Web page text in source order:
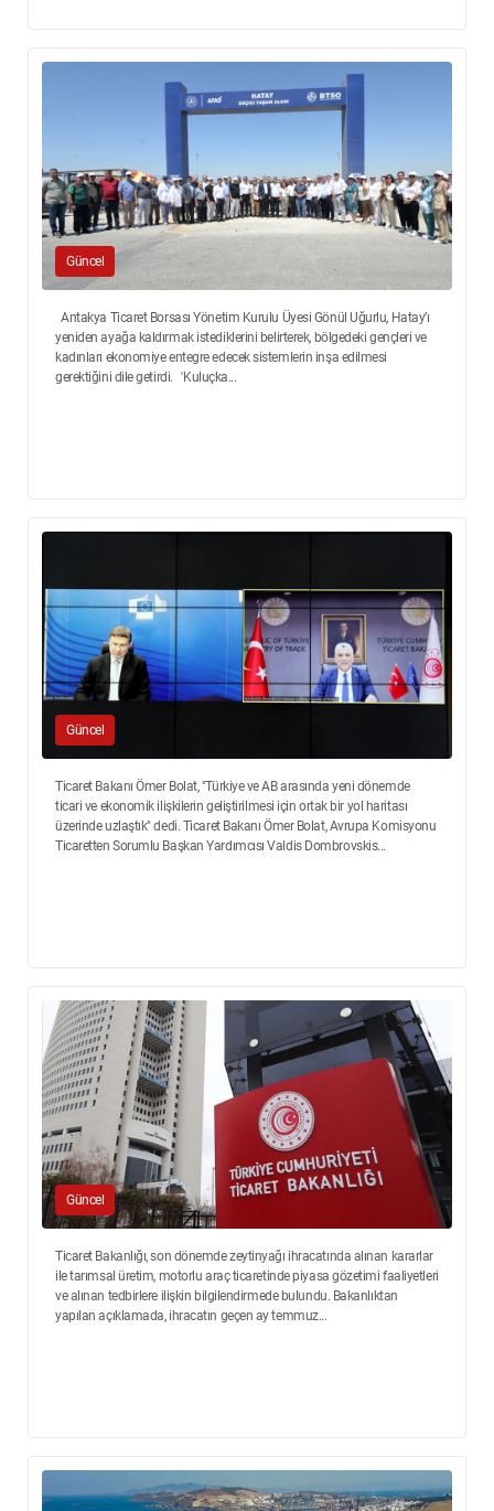
Güncel
Antakya Ticaret Borsası Yönetim Kurulu Üyesi Gönül Uğurlu, Hatay’ı
yeniden ayağa kaldırmak istediklerini belirterek, bölgedeki gençleri ve
kadınları ekonomiye entegre edecek sistemlerin inşa edilmesi
gerektiğini dile getirdi. 'Kuluçka...
Güncel
Ticaret Bakanı Ömer Bolat, "Türkiye ve AB arasında yeni dönemde
ticari ve ekonomik ilişkilerin geliştirilmesi için ortak bir yol haritası
üzerinde uzlaştık" dedi. Ticaret Bakanı Ömer Bolat, Avrupa Komisyonu
Ticaretten Sorumlu Başkan Yardımcısı Valdis Dombrovskis...
Güncel
Ticaret Bakanlığı, son dönemde zeytinyağı ihracatında alınan kararlar
ile tarımsal üretim, motorlu araç ticaretinde piyasa gözetimi faaliyetleri
ve alınan tedbirlere ilişkin bilgilendirmede bulundu. Bakanlıktan
yapılan açıklamada, ihracatın geçen ay temmuz...